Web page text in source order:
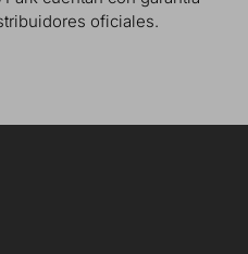
oficiales.